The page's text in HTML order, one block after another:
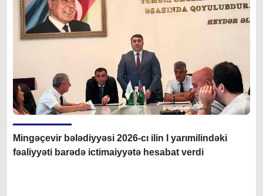
Mingəçevir bələdiyyəsi 2026-cı ilin I yarımilindəki
fəaliyyəti barədə ictimaiyyətə hesabat verdi